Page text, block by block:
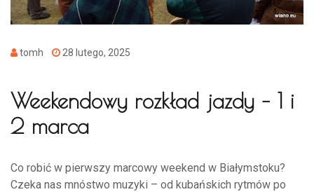
tomh 28 lutego, 2025
Weekendowy rozkład jazdy – 1 i
2 marca
Co robić w pierwszy marcowy weekend w Białymstoku?
Czeka nas mnóstwo muzyki – od kubańskich rytmów po